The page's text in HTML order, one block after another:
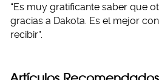
“Es muy gratificante saber que
gracias a Dakota. Es el mejor
recibir”.